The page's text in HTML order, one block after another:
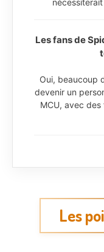
Les fans de
Oui, beaucoup
devenir un
MCU, avec
Les